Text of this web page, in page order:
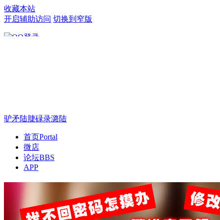
收藏本站
开启辅助访问 切换到窄版
驴矛陆脻碌录潞陆
首页Portal
微店
论坛BBS
APP